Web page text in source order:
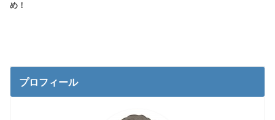
め！
プロフィール